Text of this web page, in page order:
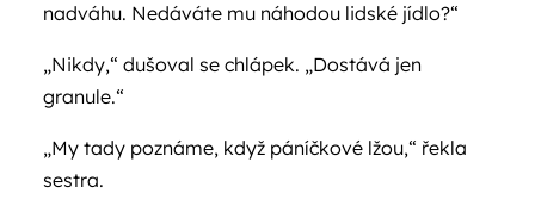
nadváhu. Nedáváte mu náhodou lidské jídlo?“
„Nikdy,“ dušoval se chlápek. „Dostává jen
granule.“
„My tady poznáme, když páníčkové lžou,“ řekla
sestra.